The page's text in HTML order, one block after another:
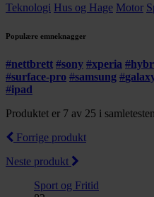
Teknologi Hus og Hage Motor
Populære emneknagger
#nettbrett #sony #xperia #
#surface-pro #samsung #
#ipad
Produktet er 7 av 25 i samletesten
Forrige produkt
Neste produkt
Sport og Fritid